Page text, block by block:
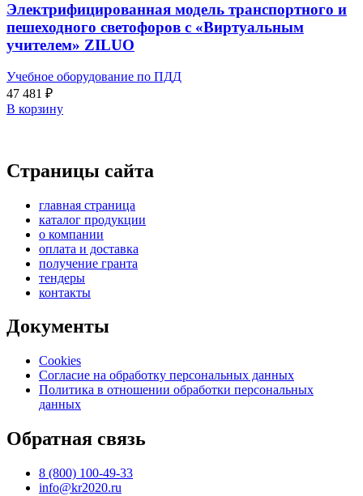
Электрифицированная модель транспортного и
пешеходного светофоров с «Виртуальным
учителем» ZILUO
Учебное оборудование по ПДД
47 481 ₽
В корзину
Страницы сайта
главная страница
каталог продукции
о компании
оплата и доставка
получение гранта
тендеры
контакты
Документы
Cookies
Согласие на обработку персональных данных
Политика в отношении обработки персональных
данных
Обратная связь
8 (800) 100-49-33
info@kr2020.ru